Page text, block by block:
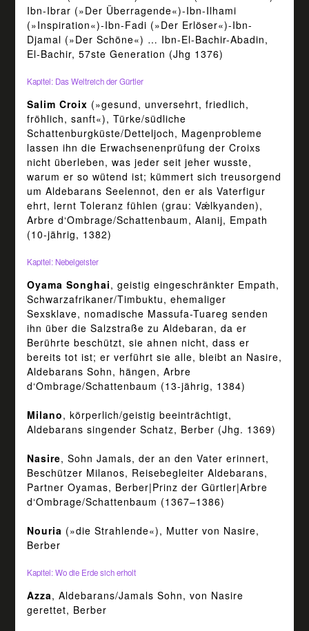
Ibn-Ibrar (»Der Überragende«)-Ibn-Ilhami
(»Inspiration«)-Ibn-Fadi (»Der Erlöser«)-Ibn-
Djamal (»Der Schöne«) … Ibn-El-Bachir-Abadin,
El-Bachir, 57ste Generation (Jhg 1376)
Kapitel: Das Weltreich der Gürtler
Salim Croix (»gesund, unversehrt, friedlich,
fröhlich, sanft«), Türke/südliche
Schattenburgküste/Detteljoch, Magenprobleme
lassen ihn die Erwachsenenprüfung der Croixs
nicht überleben, was jeder seit jeher wusste,
warum er so wütend ist; kümmert sich treusorgend
um Aldebarans Seelennot, den er als Vaterfigur
ehrt, lernt Toleranz fühlen (grau: Vǽlkyanden),
Arbre d‘Ombrage/Schattenbaum, Alanij, Empath
(10-jährig, 1382)
Kapitel: Nebelgeister
Oyama Songhai, geistig eingeschränkter Empath,
Schwarzafrikaner/Timbuktu, ehemaliger
Sexsklave, nomadische Massufa-Tuareg senden
ihn über die Salzstraße zu Aldebaran, da er
Berührte beschützt, sie ahnen nicht, dass er
bereits tot ist; er verführt sie alle, bleibt an Nasire,
Aldebarans Sohn, hängen, Arbre
d‘Ombrage/Schattenbaum (13-jährig, 1384)
Milano, körperlich/geistig beeinträchtigt,
Aldebarans singender Schatz, Berber (Jhg. 1369)
Nasire, Sohn Jamals, der an den Vater erinnert,
Beschützer Milanos, Reisebegleiter Aldebarans,
Partner Oyamas, Berber|Prinz der Gürtler|Arbre
d‘Ombrage/Schattenbaum (1367–1386)
Nouria (»die Strahlende«), Mutter von Nasire,
Berber
Kapitel: Wo die Erde sich erholt
Azza, Aldebarans/Jamals Sohn, von Nasire
gerettet, Berber